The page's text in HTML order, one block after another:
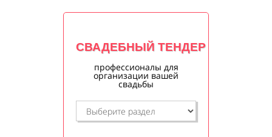
СВАДЕБНЫЙ ТЕНДЕР
профессионалы для
организации вашей
свадьбы